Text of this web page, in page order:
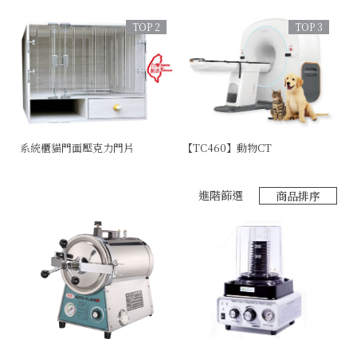
系統櫃貓門面壓克力門片 【TC460】動物CT
進階篩選 商品排序